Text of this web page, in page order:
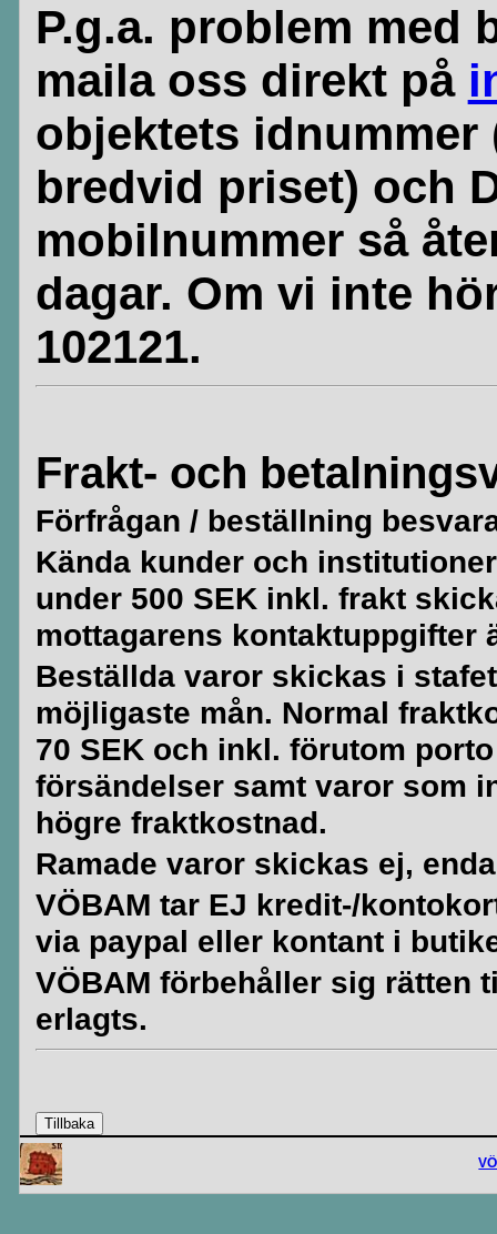
P.g.a. problem med
maila oss direkt på
objektets
bredvid priset) och
mobilnummer så
dagar. Om vi inte
102121.
Frakt- och
Förfrågan / beställning
Kända kunder och
under 500 SEK inkl. frakt
mottagarens kontaktuppgifter
Beställda varor skickas i
möjligaste mån. Normal
70 SEK och inkl. förutom
försändelser samt varor som
högre fraktkostnad.
Ramade varor skickas ej,
VÖBAM tar EJ kredit-/
via paypal eller kontant i
VÖBAM förbehåller sig rätten
erlagts.